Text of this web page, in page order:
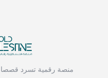
منصة رقمية تسرد قصصا